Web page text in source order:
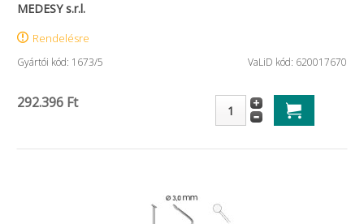
MEDESY s.r.l.
Rendelésre
Gyártói kód: 1673/5 VaLiD kód: 620017670
292.396 Ft